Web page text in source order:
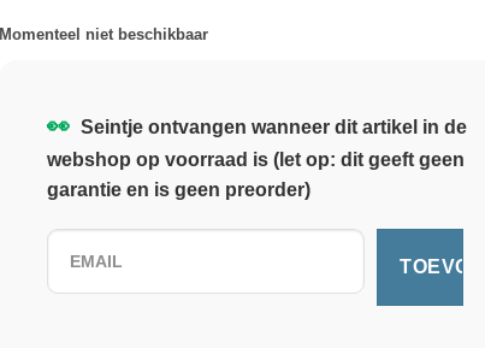
Momenteel niet beschikbaar
👀 Seintje ontvangen wanneer dit artikel in de
webshop op voorraad is (let op: dit geeft geen
garantie en is geen preorder)